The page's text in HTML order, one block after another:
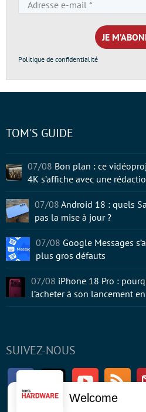
e-
*
Politique de confidentialité
SUIVEZ-NOUS
FacebookTwitter Youtube
TOM'S GUIDE
07/08 Bon plan : ce
4K s’affiche avec une
07/08 Android 18 : quels
pas la mise à jour ?
07/08 Google Messages
plus gros défauts
07/08 iPhone 18 Pro :
l’acheter à son lancement
Welcome